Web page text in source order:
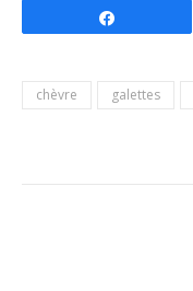
chèvre galettes